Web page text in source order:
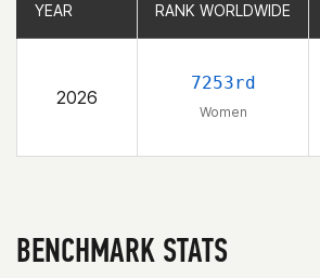
YEAR RANK WORLDWIDE
2026
7253rd
Women
YEAR RANK WORLDWIDE
BENCHMARK STATS